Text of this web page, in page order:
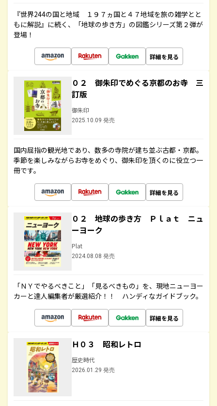
『世界244の国と地域 １９７ヵ国と４７地域を旅の雑学とと
もに解説』に続く、「地球の歩き方」の図鑑シリーズ第２弾が
登場！
詳細を見る
０２ 御朱印でめぐる京都のお寺 三
訂版
御朱印
2025.10.09 発売
国内屈指の観光地であり、数多の寺院が建ち並ぶ古都・京都。
季節を楽しみながらお寺をめぐり、御朱印を頂くのに役立つ一
冊です。
詳細を見る
０２ 地球の歩き方 Ｐｌａｔ ニュ
ーヨーク
Plat
2024.08.08 発売
「ＮＹでやるべきこと」「見るべきもの」を、現地ニューヨー
カーと達人編集者が厳選紹介！！ ハンディなガイドブック。
詳細を見る
Ｈ０３ 昭和レトロ
歴史時代
2026.01.29 発売